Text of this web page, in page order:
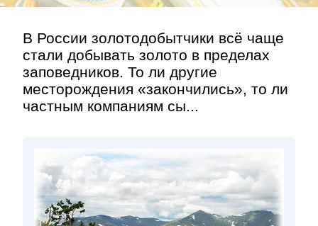
В России золотодобытчики всё чаще
стали добывать золото в пределах
заповедников. То ли другие
месторождения «закончились», то ли
частным компаниям сы...